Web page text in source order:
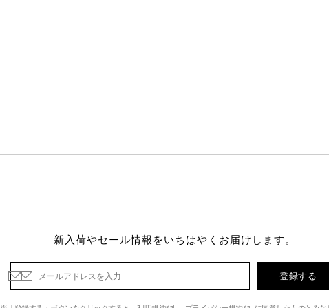
新入荷やセール情報をいちはやくお届けします。
登録する